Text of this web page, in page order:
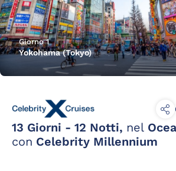
Giorno 1
Yokohama (Tokyo)
13 Giorni - 12 Notti, nel
con Celebrity Millennium